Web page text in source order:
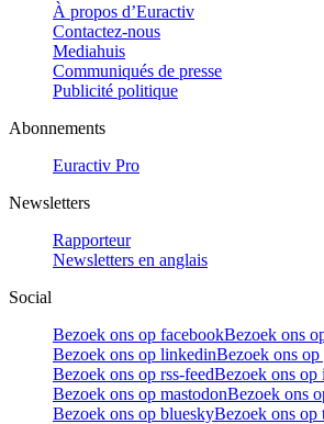
À propos d’Euractiv
Contactez-nous
Mediahuis
Communiqués de presse
Publicité politique
Abonnements
Euractiv Pro
Newsletters
Rapporteur
Newsletters en anglais
Social
Bezoek ons op facebookBezoek ons
Bezoek ons op linkedinBezoek ons
Bezoek ons op rss-feedBezoek ons op
Bezoek ons op mastodonBezoek ons
Bezoek ons op blueskyBezoek ons op